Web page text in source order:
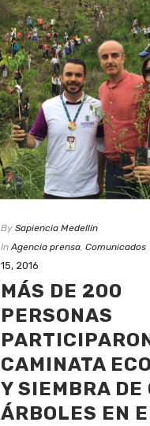
By Sapiencia Medellín
In Agencia prensa, Comunicados
15, 2016
MÁS DE 200
PERSONAS
CAMINATA
Y SIEMBRA DE
ÁRBOLES EN